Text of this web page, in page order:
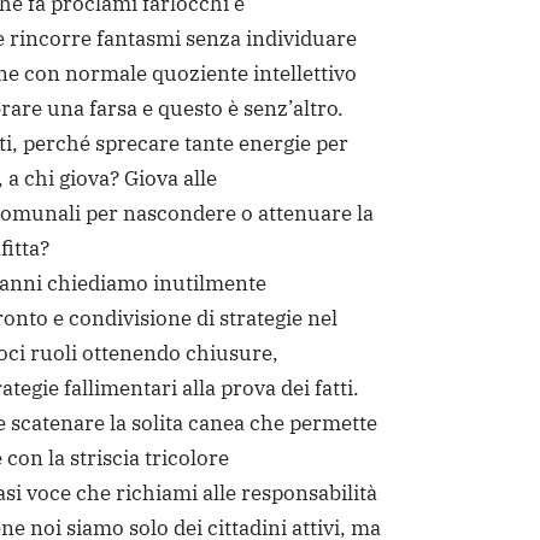
rincorre fantasmi senza individuare
con normale quoziente intellettivo
una farsa e questo è senz’altro.
perché sprecare tante energie per
chi giova? Giova alle
per nascondere o attenuare la
chiediamo inutilmente
e condivisione di strategie nel
ruoli ottenendo chiusure,
fallimentari alla prova dei fatti.
la solita canea che permette
con la striscia tricolore
voce che richiami alle responsabilità
noi siamo solo dei cittadini attivi, ma